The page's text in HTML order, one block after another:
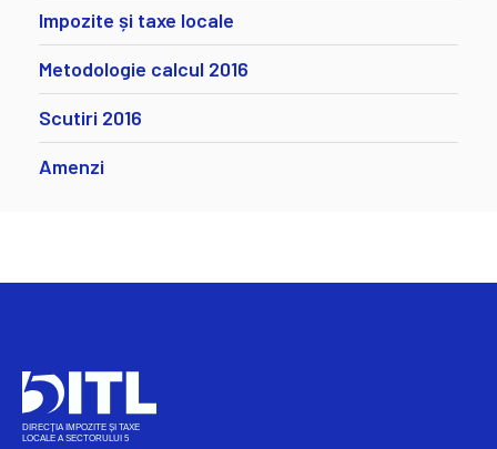
Impozite și taxe locale
Metodologie calcul 2016
Scutiri 2016
Amenzi